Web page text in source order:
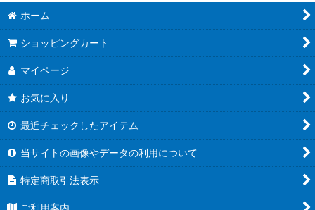
ホーム
ショッピングカート
マイページ
お気に入り
最近チェックしたアイテム
当サイトの画像やデータの利用について
特定商取引法表示